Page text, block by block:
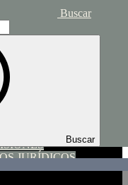
Buscar
Buscar
JURÍDICOS